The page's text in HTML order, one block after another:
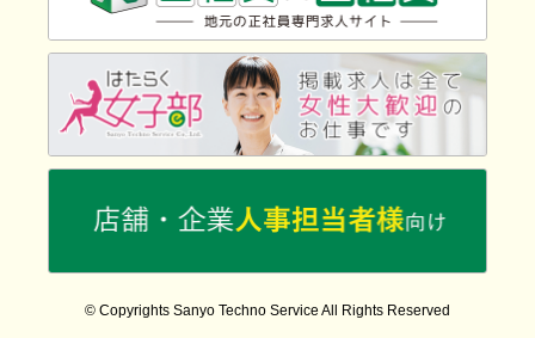
© Copyrights Sanyo Techno Service All Rights Reserved